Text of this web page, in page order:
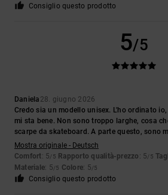
Consiglio questo prodotto
5/5
Daniela 28. giugno 2026
Credo sia un modello unisex. L'ho ordinato
mi sta bene. Non sono troppo larghe, cosa
scarpe da skateboard. A parte questo, sono
Mostra originale - Deutsch
Comfort: 5/5 Rapporto qualità-prezzo : 5/5
Materiale: 5/5 Colore: 5/5
Consiglio questo prodotto